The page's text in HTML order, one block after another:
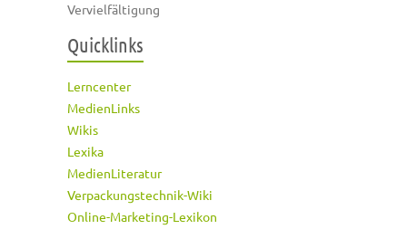
Vervielfältigung
Quicklinks
Lerncenter
MedienLinks
Wikis
Lexika
MedienLiteratur
Verpackungstechnik-Wiki
Online-Marketing-Lexikon